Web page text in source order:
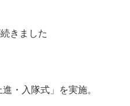
きました
・入隊式」を実施。